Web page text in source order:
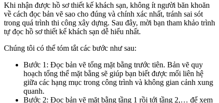
Khi nhận được hồ sơ thiết kế khách sạn, không ít người băn khoăn
về cách đọc bản vẽ sao cho đúng và chính xác nhất, tránh sai sót
trong quá trình thi công xây dựng. Sau đây, mời bạn tham khảo trình
tự đọc hồ sơ thiết kế khách sạn dễ hiểu nhất.
Chúng tôi có thể tóm tắt các bước như sau:
Bước 1: Đọc bản vẽ tổng mặt bằng trước tiên. Bản vẽ quy
hoạch tổng thể mặt bằng sẽ giúp bạn biết được mối liên hệ
giữa các hạng mục trong công trình và không gian cảnh xung
quanh.
Bước 2: Đọc bản vẽ mặt bằng tầng 1 rồi tới tầng 2,… để xem